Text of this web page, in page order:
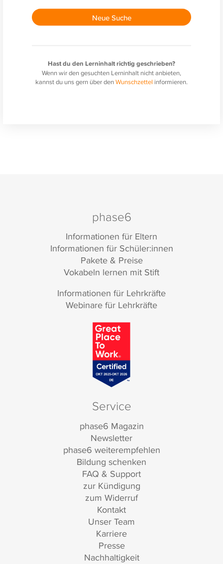
Neue Suche
Hast du den Lerninhalt richtig geschrieben?
Wenn wir den gesuchten Lerninhalt nicht anbieten,
kannst du uns gern über denWunschzettel informieren.
phase6
Informationen für Eltern
Informationen für Schüler:innen
Pakete & Preise
Vokabeln lernen mit Stift
Informationen für Lehrkräfte
Webinare für Lehrkräfte
Service
phase6 Magazin
Newsletter
phase6 weiterempfehlen
Bildung schenken
FAQ & Support
zur Kündigung
zum Widerruf
Kontakt
Unser Team
Karriere
Presse
Nachhaltigkeit